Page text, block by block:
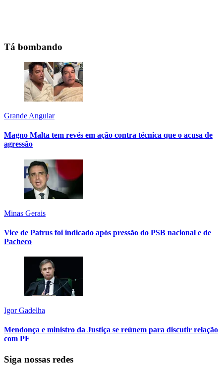
Tá bombando
Grande Angular
Magno Malta tem revés em ação contra técnica que o acusa de
agressão
Minas Gerais
Vice de Patrus foi indicado após pressão do PSB nacional e de
Pacheco
Igor Gadelha
Mendonça e ministro da Justiça se reúnem para discutir relação
com PF
Siga nossas redes